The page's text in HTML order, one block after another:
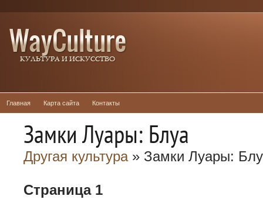
Главная Карта сайта Контакты
Замки Луары: Блуа
Другая культура» Замки Луары:
Страница 1